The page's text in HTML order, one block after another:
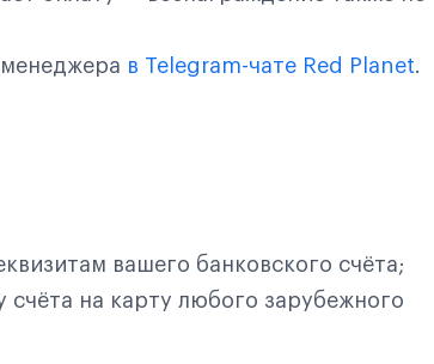
в Telegram-чате Red Planet.
вашего банковского счёта;
на карту любого зарубежного